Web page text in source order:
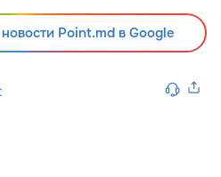
Point.md в Google